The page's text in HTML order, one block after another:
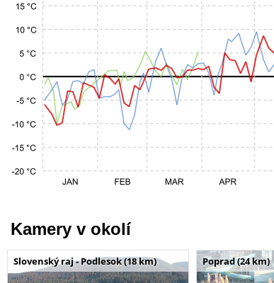
Kamery v okolí
Slovenský raj - Podlesok (18 km) Poprad (24 km)